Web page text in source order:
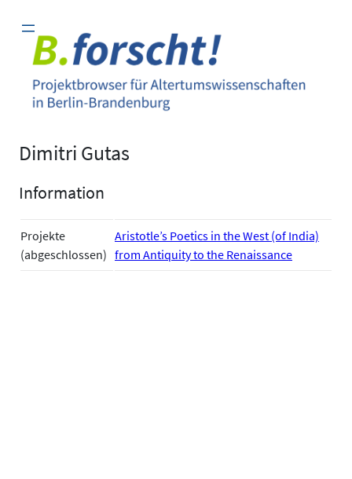
Inhalt
springen
Dimitri Gutas
Information
Projekte
(abgeschlossen)
Aristotle’s Poetics in the West (of India)
from Antiquity to the Renaissance